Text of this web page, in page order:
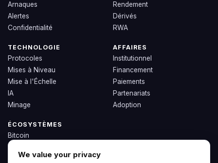
Arnaques
Alertes
Confidentialité
Rendement
Dérivés
RWA
TECHNOLOGIE
Protocoles
Mises à Niveau
Mise à l'Échelle
IA
Minage
AFFAIRES
Institutionnel
Financement
Paiements
Partenariats
Adoption
ÉCOSYSTÈMES
Bitcoin
Ethereum
Solana
We value your privacy